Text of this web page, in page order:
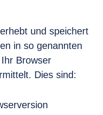
und speichert
in so genannten
Browser
Dies sind: